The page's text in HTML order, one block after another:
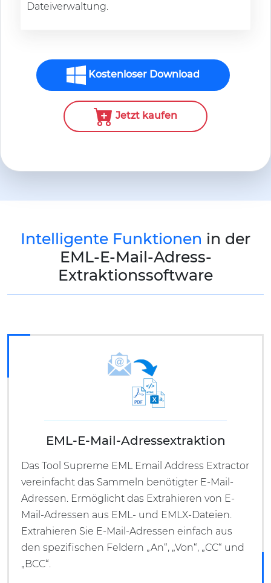
Dateiverwaltung.
Kostenloser Download
Jetzt kaufen
Intelligente Funktionen in der
EML-E-Mail-Adress-
Extraktionssoftware
EML-E-Mail-Adressextraktion
Das Tool Supreme EML Email Address Extractor
vereinfacht das Sammeln benötigter E-Mail-
Adressen. Ermöglicht das Extrahieren von E-
Mail-Adressen aus EML- und EMLX-Dateien.
Extrahieren Sie E-Mail-Adressen einfach aus
den spezifischen Feldern „An“, „Von“, „CC“ und
„BCC“.